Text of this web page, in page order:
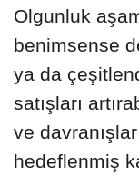
Olgunluk
benimsense
ya da
satışları
ve
hedeflenmiş